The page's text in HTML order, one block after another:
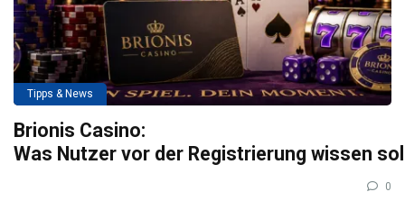
Tipps & News
Brionis Casino:
Was Nutzer vor der Registrierung wissen
0